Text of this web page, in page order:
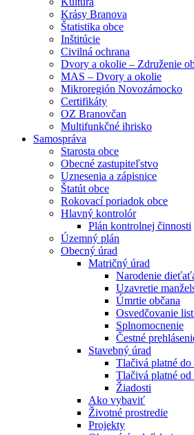
Krásy Branova
Štatistika obce
Inštitúcie
Civilná ochrana
Dvory a okolie – Združenie
MAS – Dvory a okolie
Mikroregión Novozámocko
Certifikáty
OZ Branovčan
Multifunkčné ihrisko
Samospráva
Starosta obce
Obecné zastupiteľstvo
Uznesenia a zápisnice
Štatút obce
Rokovací poriadok obce
Hlavný kontrolór
Plán kontrolnej činnosti
Územný plán
Obecný úrad
Matričný úrad
Narodenie
Uzavretie
Úmrtie občana
Osvedčovanie
Splnomocnenie
Čestné
Stavebný úrad
Tlačivá platné
Tlačivá platné
Žiadosti
Ako vybaviť
Životné prostredie
Projekty